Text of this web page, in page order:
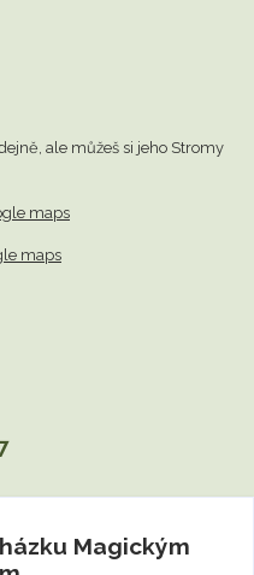
ale můžeš si jeho Stromy
maps
maps
Magickým